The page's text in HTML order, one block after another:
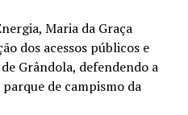
Maria da Graça
dos acessos públicos e
Grândola, defendendo a
de campismo da